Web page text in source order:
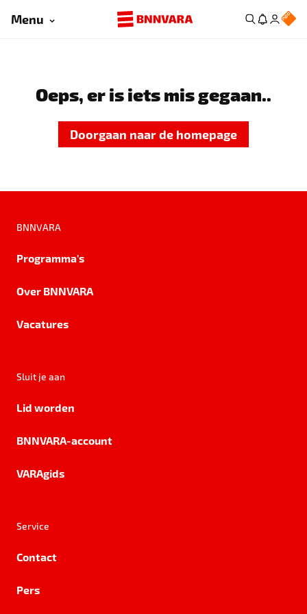
Menu
Oeps, er is iets mis gegaan..
Doorgaan naar de homepage
BNNVARA
Programma's
Over BNNVARA
Vacatures
Sluit je aan
Lid worden
BNNVARA-account
VARAgids
Service
Contact
Pers